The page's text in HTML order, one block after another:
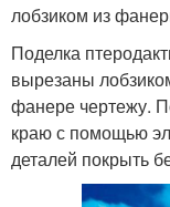
лобзиком из
Поделка
вырезаны
фанере чертежу.
краю с помощью
деталей покрыть